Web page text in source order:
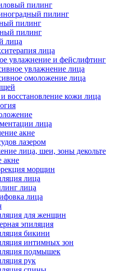
пилинг
пилинг
пилинг
пилинг
лица
лица
увлажнение и фейслифтинг
увлажнение лица
омоложение лица
восстановление кожи лица
лица
акне
лазером
лица, шеи, зоны декольте
акне
морщин
лица
лица
лица
для женщин
эпиляция
бикини
интимных зон
подмышек
рук